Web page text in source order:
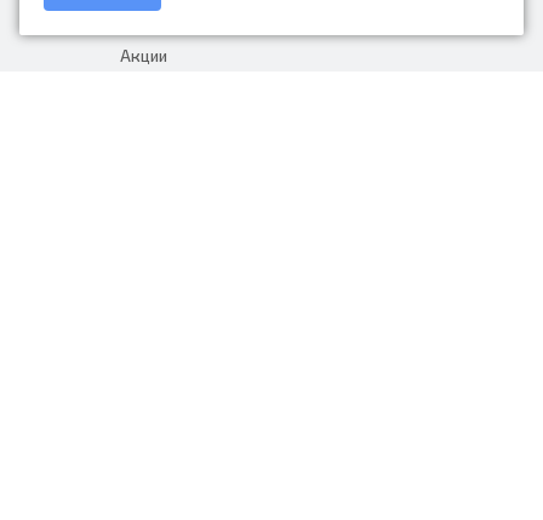
Доставка и оплата
Акции